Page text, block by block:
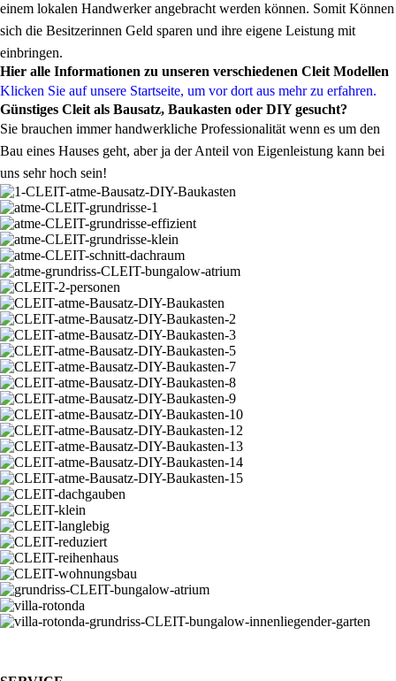
einem lokalen Handwerker angebracht werden können. Somit Können
sich die Besitzerinnen Geld sparen und ihre eigene Leistung mit
einbringen.
Hier alle Informationen zu unseren verschiedenen Cleit Modellen
Klicken Sie auf unsere Startseite, um vor dort aus mehr zu erfahren.
Günstiges Cleit als Bausatz, Baukasten oder DIY gesucht?
Sie brauchen immer handwerkliche Professionalität wenn es um den
Bau eines Hauses geht, aber ja der Anteil von Eigenleistung kann bei
uns sehr hoch sein!